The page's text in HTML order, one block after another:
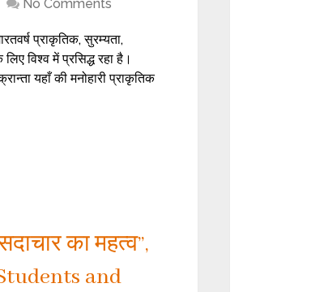
No Comments
प्राकृतिक, सुरम्यता,
विश्व में प्रसिद्ध रहा है।
यहाँ की मनोहारी प्राकृतिक
का महत्व”,
and